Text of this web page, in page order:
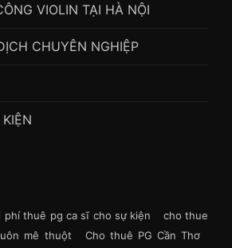
VIOLIN TẠI HÀ NỘI
CHUYÊN NGHIỆP
phí thuê pg ca sĩ cho sự kiện
cho thue
mê thuột
Cho thuê PG Cần Thơ